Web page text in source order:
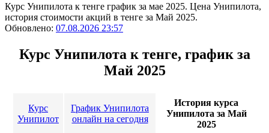
Курс Унипилота к тенге график за мае 2025. Цена Унипилота,
история стоимости акций в тенге за Май 2025.
Обновлено: 07.08.2026 23:57
Курс Унипилота к тенге, график за
Май 2025
Курс
Унипилот
График Унипилота
онлайн на сегодня
История курса
Унипилота за Май
2025